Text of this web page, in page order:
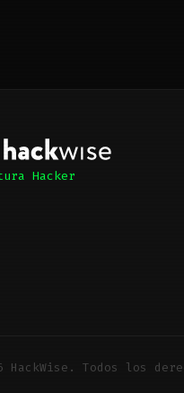
Hacker
HackWise. Todos los